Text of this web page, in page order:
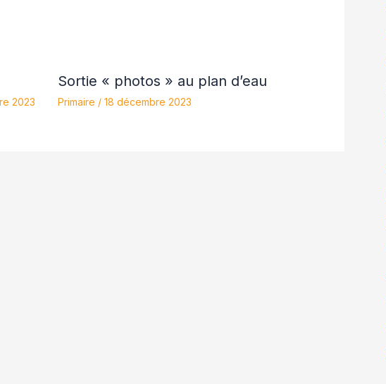
2023
Sortie « photos » au plan d’eau
Primaire / 18 décembre 2023